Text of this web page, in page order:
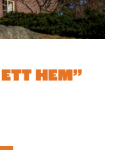
HEM”